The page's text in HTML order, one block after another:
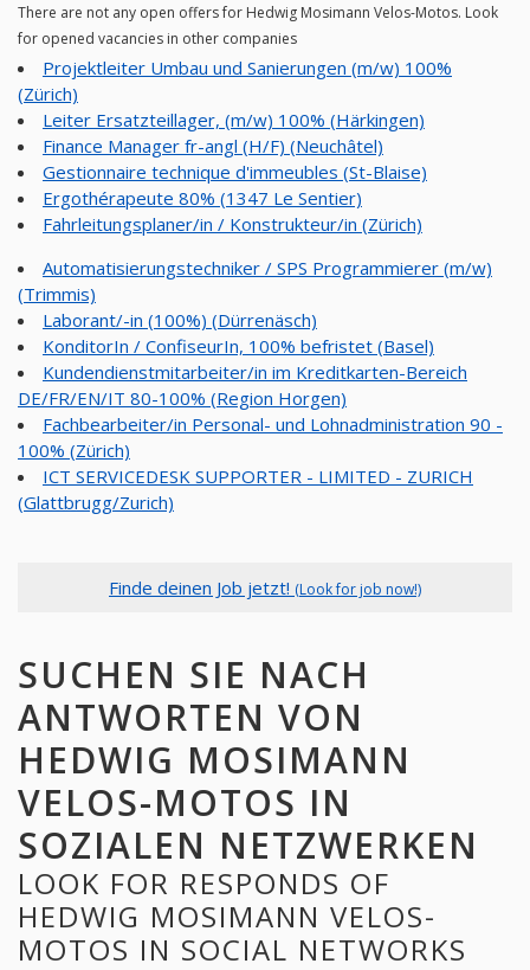
There are not any open offers for Hedwig Mosimann Velos-Motos. Look
for opened vacancies in other companies
Projektleiter Umbau und Sanierungen (m/w) 100%
(Zürich)
Leiter Ersatzteillager, (m/w) 100% (Härkingen)
Finance Manager fr-angl (H/F) (Neuchâtel)
Gestionnaire technique d'immeubles (St-Blaise)
Ergothérapeute 80% (1347 Le Sentier)
Fahrleitungsplaner/in / Konstrukteur/in (Zürich)
Automatisierungstechniker / SPS Programmierer (m/w)
(Trimmis)
Laborant/-in (100%) (Dürrenäsch)
KonditorIn / ConfiseurIn, 100% befristet (Basel)
Kundendienstmitarbeiter/in im Kreditkarten-Bereich
DE/FR/EN/IT 80-100% (Region Horgen)
Fachbearbeiter/in Personal- und Lohnadministration 90 -
100% (Zürich)
ICT SERVICEDESK SUPPORTER - LIMITED - ZURICH
(Glattbrugg/Zurich)
Finde deinen Job jetzt! (Look for job now!)
SUCHEN SIE NACH
ANTWORTEN VON
HEDWIG MOSIMANN
VELOS-MOTOS IN
SOZIALEN NETZWERKEN
LOOK FOR RESPONDS OF
HEDWIG MOSIMANN VELOS-
MOTOS IN SOCIAL NETWORKS